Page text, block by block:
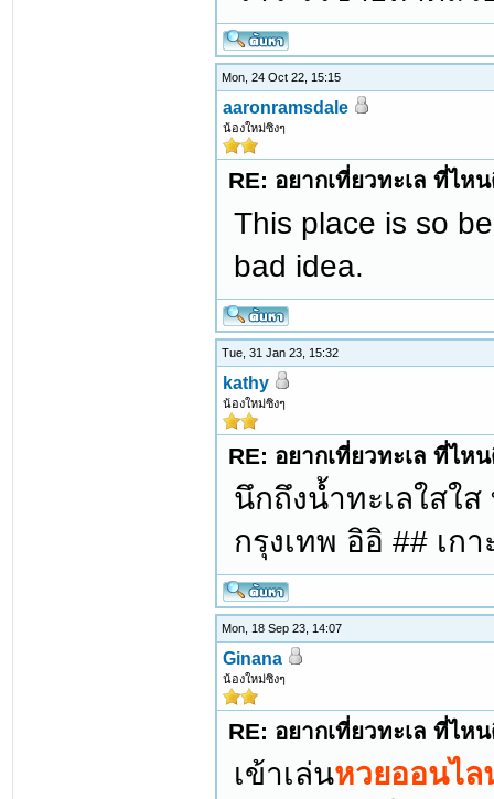
Mon, 24 Oct 22, 15:15
aaronramsdale
น้องใหม่ซิงๆ
RE: อยากเที่ยวทะเล ที่ไห
This place is so
bad idea.
Tue, 31 Jan 23, 15:32
kathy
น้องใหม่ซิงๆ
RE: อยากเที่ยวทะเล ที่ไห
นึกถึงน้ำทะเลใสใ
กรุงเทพ อิอิ ## เก
Mon, 18 Sep 23, 14:07
Ginana
น้องใหม่ซิงๆ
RE: อยากเที่ยวทะเล ที่ไห
เข้าเล่นหวยออนไล